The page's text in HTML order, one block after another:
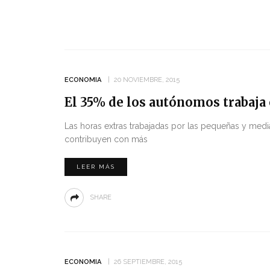
ECONOMIA 20 NOVIEMBRE, 2015
El 35% de los autónomos
Las horas extras trabajadas por las pequeñas y
contribuyen con más
LEER MÁS
SHARE
ECONOMIA 26 SEPTIEMBRE, 2015